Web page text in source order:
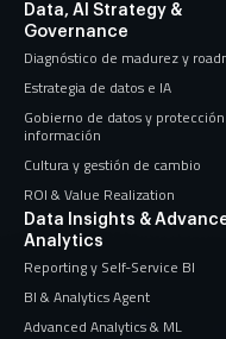
Data, AI Strategy &
Governance
Diagnóstico de madurez y
Estrategia de datos e IA
Gobierno de datos y
información
Cultura y gestión de cambio
ROI & Value Realization
Data Insights &
Analytics
Reporting y Self-Service BI
BI & Analytics Agent
Advanced Analytics & ML